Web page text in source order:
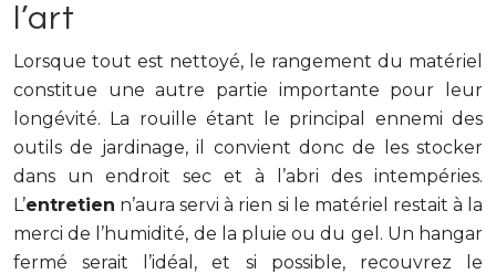
l’art
Lorsque tout est nettoyé, le rangement du matériel
constitue une autre partie importante pour leur
longévité. La rouille étant le principal ennemi des
outils de jardinage, il convient donc de les stocker
dans un endroit sec et à l’abri des intempéries.
L’entretien n’aura servi à rien si le matériel restait à la
merci de l’humidité, de la pluie ou du gel. Un hangar
fermé serait l’idéal, et si possible, recouvrez le